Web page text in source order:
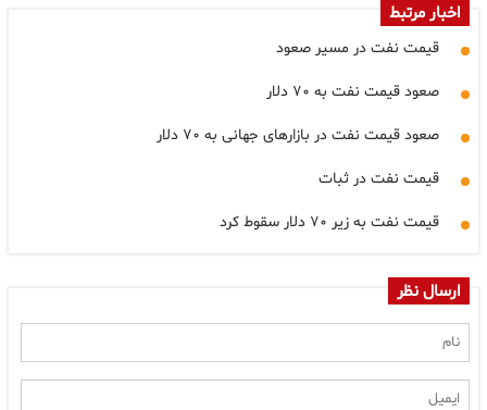
اخبار مرتبط
قیمت نفت در مسیر صعود
صعود قیمت نفت به ۷۰ دلار
صعود قیمت نفت در بازارهای جهانی به ۷۰ دلار
قیمت نفت در ثبات
قیمت نفت به زیر ۷۰ دلار سقوط کرد
ارسال نظر